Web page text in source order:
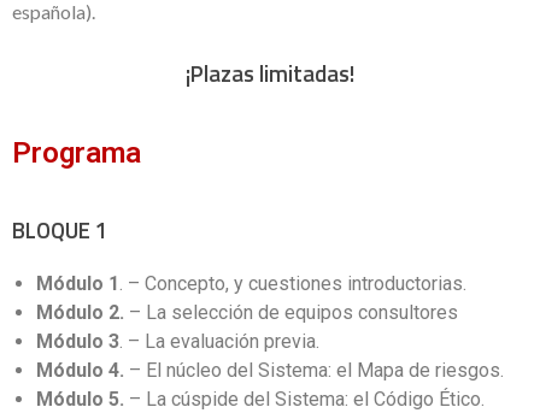
española).
¡Plazas limitadas!
Programa
BLOQUE 1
Módulo 1. – Concepto, y cuestiones introductorias.
Módulo 2. – La selección de equipos consultores
Módulo 3. – La evaluación previa.
Módulo 4. – El núcleo del Sistema: el Mapa de riesgos.
Módulo 5. – La cúspide del Sistema: el Código Ético.